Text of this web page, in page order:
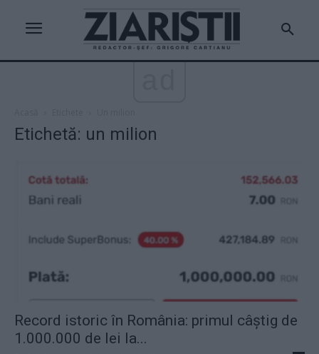
Etichetă: un milion
Record istoric în România: primul câștig de
1.000.000 de lei la...